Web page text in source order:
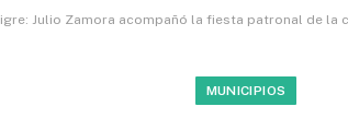
Julio Zamora acompañó la fiesta patronal de la
MUNICIPIOS